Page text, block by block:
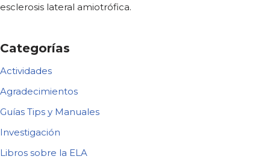
esclerosis lateral amiotrófica.
Categorías
Actividades
Agradecimientos
Guías Tips y Manuales
Investigación
Libros sobre la ELA